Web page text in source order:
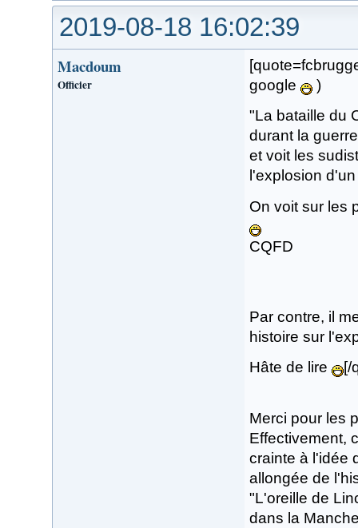
2019-08-18 16:02:39
Macdoum
Officier
google
)
"La bataille du
durant la
et voit les
l'explosion
On voit sur les
CQFD
Par contre, il
histoire sur
Hâte de lire
[/
Merci pour les
Effectivement,
crainte à l'idée
allongée de
"L'oreille de
dans la